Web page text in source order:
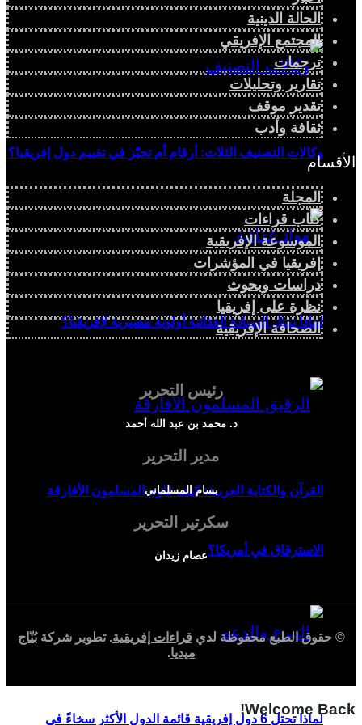
وكالات التصنيف الثلاث: أرقام أم تحيّز في تقييم دول إفريقيا؟
لماذا تمثل السيادة الغذائية أولوية مصيرية لإفريقيا؟
القرآن والكتابة العربية: كيف قاوم المسلمون الأفارقة
الاسترقاق في أمريكا؟
لماذا تحتل 6 دول إفريقية قائمة الدول الأكثر سخاءً في
الحالة الدينية
المجتمع الإفريقي
ترجمات
تقارير وتحليلات
تقدير موقف
ثقافة وأدب
الأقسام
المجلة
كتاب قراءات
الموسوعة الإفريقية
إفريقيا في المؤشرات
دراسات وبحوث
نظرة على إفريقيا
الصحافة الإفريقية
رئيس التحرير
د. محمد بن عبد الله أحمد
مدير التحرير
بسام المسلماني
سكرتير التحرير
عصام زيدان
© حقوق الطبع محفوظة لدي قراءات إفريقية. تطوير شركةبُنّاج
ميديا.
Welcome Back!